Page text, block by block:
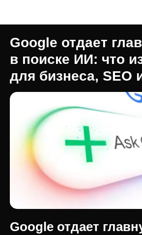
Google отдает
в поиске ИИ: что
для бизнеса, SEO
Google отдает